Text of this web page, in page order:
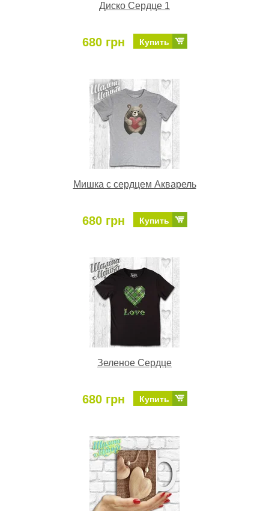
Диско Сердце 1
680 грн Купить
Мишка с сердцем Акварель
680 грн Купить
Зеленое Сердце
680 грн Купить